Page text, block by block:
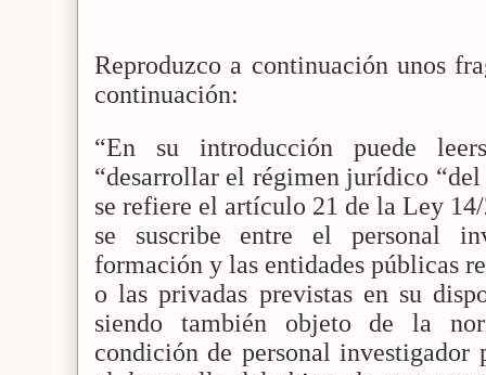
Reproduzco a continuación unos
continuación:
“En su introducción puede
“desarrollar el régimen jurídico
se refiere el artículo 21 de la Ley
se suscribe entre el personal
formación y las entidades públicas
o las privadas previstas en su
siendo también objeto de la
condición de personal